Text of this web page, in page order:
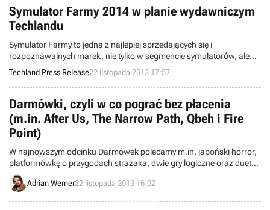
Symulator Farmy 2014 w planie wydawniczym
Techlandu
Symulator Farmy to jedna z najlepiej sprzedających się i
rozpoznawalnych marek, nie tylko w segmencie symulatorów, ale
również w segmencie gier w ogóle. Za produkcję najnowszego
wydania Symulatora Farmy 2014 odpowiada polski developer –
PlayWay.
Techland Press Release22 listopada 2013 17:57
Darmówki, czyli w co pograć bez płacenia
(m.in. After Us, The Narrow Path, Qbeh i Fire
Point)
W najnowszym odcinku Darmówek polecamy m.in. japoński horror,
platformówkę o przygodach strażaka, dwie gry logiczne oraz duet
produkcji zainspirowanych komiksem The Walking Dead.
Adrian Werner22 listopada 2013 16:02